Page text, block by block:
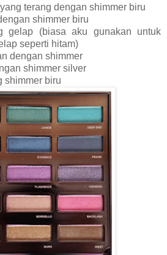
terang dengan shimmer biru
shimmer biru
gelap (biasa aku gunakan untuk
seperti hitam)
dengan shimmer
shimmer silver
shimmer biru